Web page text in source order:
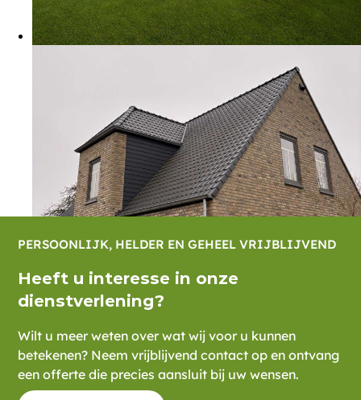
PERSOONLIJK, HELDER EN GEHEEL VRIJBLIJVEND
Heeft u interesse in onze
dienstverlening?
Wilt u meer weten over wat wij voor u kunnen
betekenen? Neem vrijblijvend contact op en ontvang
een offerte die precies aansluit bij uw wensen.